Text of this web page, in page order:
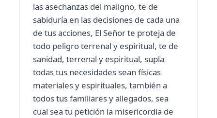
las asechanzas del maligno, te de
sabiduría en las decisiones de cada una
de tus acciones, El Señor te proteja de
todo peligro terrenal y espiritual, te de
sanidad, terrenal y espiritual, supla
todas tus necesidades sean físicas
materiales y espirituales, también a
todos tus familiares y allegados, sea
cual sea tu petición la misericordia de